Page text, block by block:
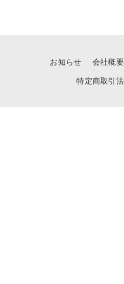
お知らせ 会社概要
特定商取引